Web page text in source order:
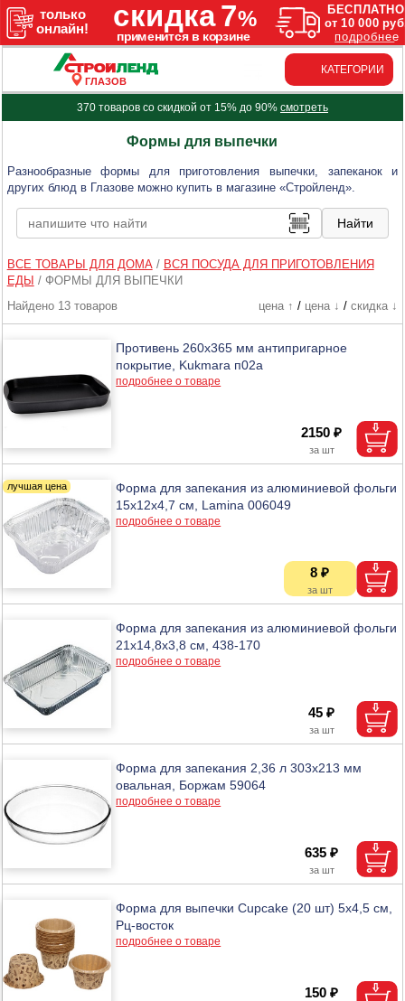
ГЛАЗОВ
КАТЕГОРИИ
370 товаров со скидкой от 15% до 90% смотреть
Формы для выпечки
Разнообразные формы для приготовления выпечки, запеканок и
других блюд в Глазове можно купить в магазине «Стройленд».
ВСЕ ТОВАРЫ ДЛЯ ДОМА/ ВСЯ ПОСУДА ДЛЯ ПРИГОТОВЛЕНИЯ
ЕДЫ / ФОРМЫ ДЛЯ ВЫПЕЧКИ
Найдено 13 товаров
цена ↑ / цена ↓ / скидка ↓
Противень 260х365 мм антипригарное
покрытие, Kukmara п02а
подробнее о товаре
2150 ₽
Форма для запекания из алюминиевой фольги
15х12х4,7 см, Lamina 006049
подробнее о товаре
8 ₽
Форма для запекания из алюминиевой фольги
21х14,8х3,8 см, 438-170
подробнее о товаре
45 ₽
Форма для запекания 2,36 л 303х213 мм
овальная, Боржам 59064
подробнее о товаре
635 ₽
Форма для выпечки Сupcake (20 шт) 5х4,5 см,
Рц-восток
подробнее о товаре
150 ₽